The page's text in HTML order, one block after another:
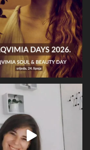
16
Antistresni inhalator -
super dodatak
31